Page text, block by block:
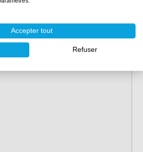
Accepter tout
Refuser